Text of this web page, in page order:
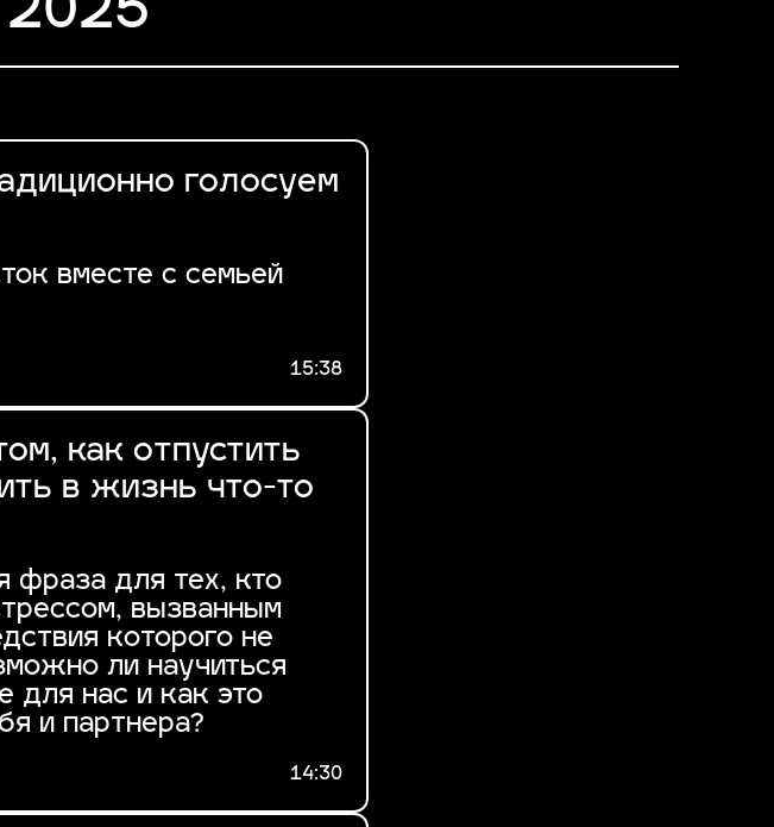
голосуем
вместе с семьей
15:38
как отпустить
в жизнь что-то
фраза для тех, кто
вызванным
которого не
ли научиться
для нас и как это
и партнера?
14:30